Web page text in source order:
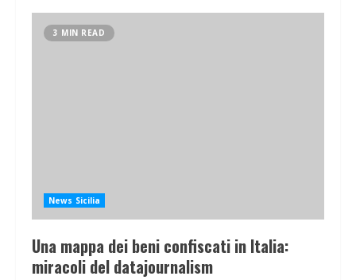
3 MIN READ
News Sicilia
Una mappa dei beni confiscati in Italia:
miracoli del datajournalism